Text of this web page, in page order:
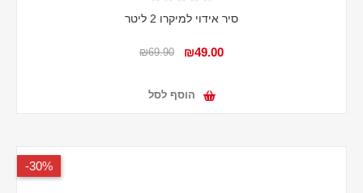
סיר אידוי למיקרו 2 ליטר
₪49.00
₪69.90
הוסף לסל
30%-